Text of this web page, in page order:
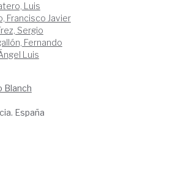
Luis
Francisco Javier
Sergio
Fernando
Luis
Blanch
España